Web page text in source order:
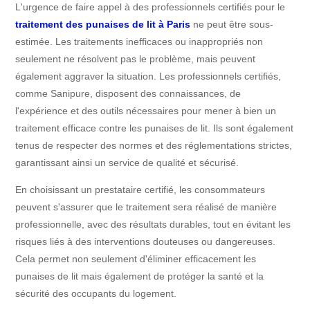
L'urgence de faire appel à des professionnels certifiés pour le
traitement des punaises de lit à Paris ne peut être sous-
estimée. Les traitements inefficaces ou inappropriés non
seulement ne résolvent pas le problème, mais peuvent
également aggraver la situation. Les professionnels certifiés,
comme Sanipure, disposent des connaissances, de
l'expérience et des outils nécessaires pour mener à bien un
traitement efficace contre les punaises de lit. Ils sont également
tenus de respecter des normes et des réglementations strictes,
garantissant ainsi un service de qualité et sécurisé.
En choisissant un prestataire certifié, les consommateurs
peuvent s'assurer que le traitement sera réalisé de manière
professionnelle, avec des résultats durables, tout en évitant les
risques liés à des interventions douteuses ou dangereuses.
Cela permet non seulement d'éliminer efficacement les
punaises de lit mais également de protéger la santé et la
sécurité des occupants du logement.